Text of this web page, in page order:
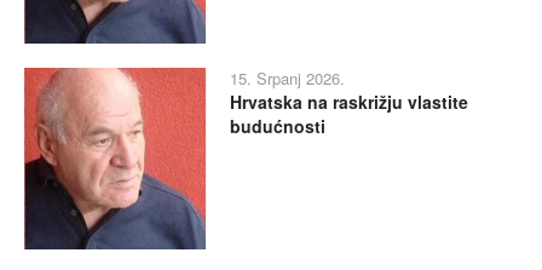
15. Srpanj 2026.
Hrvatska na raskrižju vlastite
budućnosti